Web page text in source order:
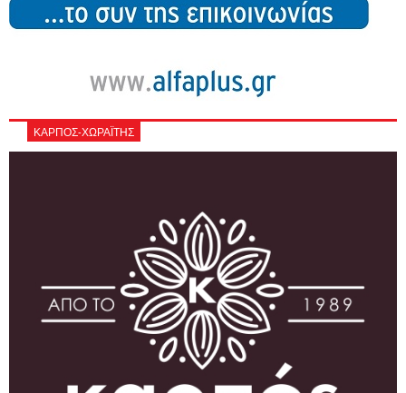
ΚΑΡΠΟΣ-ΧΩΡΑΪΤΗΣ